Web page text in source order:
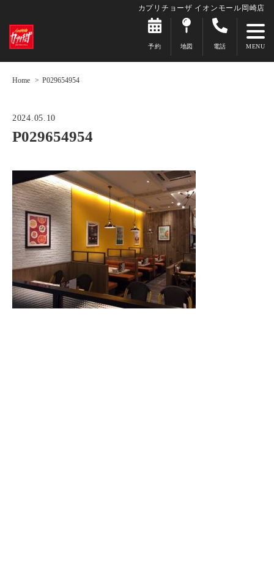
カプリチョーザ イオンモール岡崎店
予約 地図 電話
Home P029654954
2024.05.10
P029654954